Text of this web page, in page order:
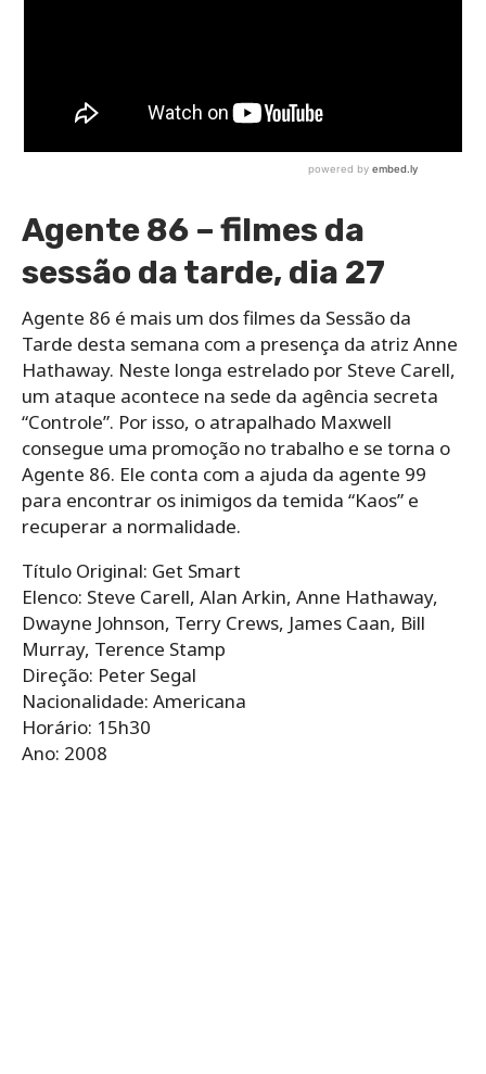
Agente 86 – filmes da
sessão da tarde, dia 27
Agente 86 é mais um dos filmes da Sessão da
Tarde desta semana com a presença da atriz Anne
Hathaway. Neste longa estrelado por Steve Carell,
um ataque acontece na sede da agência secreta
“Controle”. Por isso, o atrapalhado Maxwell
consegue uma promoção no trabalho e se torna o
Agente 86. Ele conta com a ajuda da agente 99
para encontrar os inimigos da temida “Kaos” e
recuperar a normalidade.
Título Original: Get Smart
Elenco: Steve Carell, Alan Arkin, Anne Hathaway,
Dwayne Johnson, Terry Crews, James Caan, Bill
Murray, Terence Stamp
Direção: Peter Segal
Nacionalidade: Americana
Horário: 15h30
Ano: 2008